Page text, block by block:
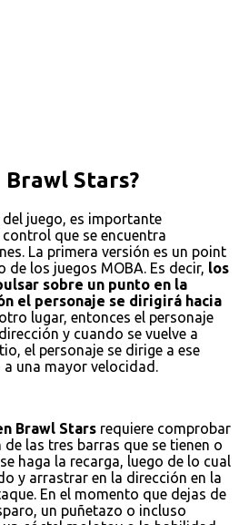
Brawl Stars?
juego, es importante
que se encuentra
La primera versión es un point
de los juegos MOBA. Es decir, los
sobre un punto en la
el personaje se dirigirá hacia
lugar, entonces el personaje
y cuando se vuelve a
el personaje se dirige a ese
una mayor velocidad.
Brawl Stars requiere comprobar
las tres barras que se tienen o
haga la recarga, luego de lo cual
y arrastrar en la dirección en la
En el momento que dejas de
un puñetazo o incluso